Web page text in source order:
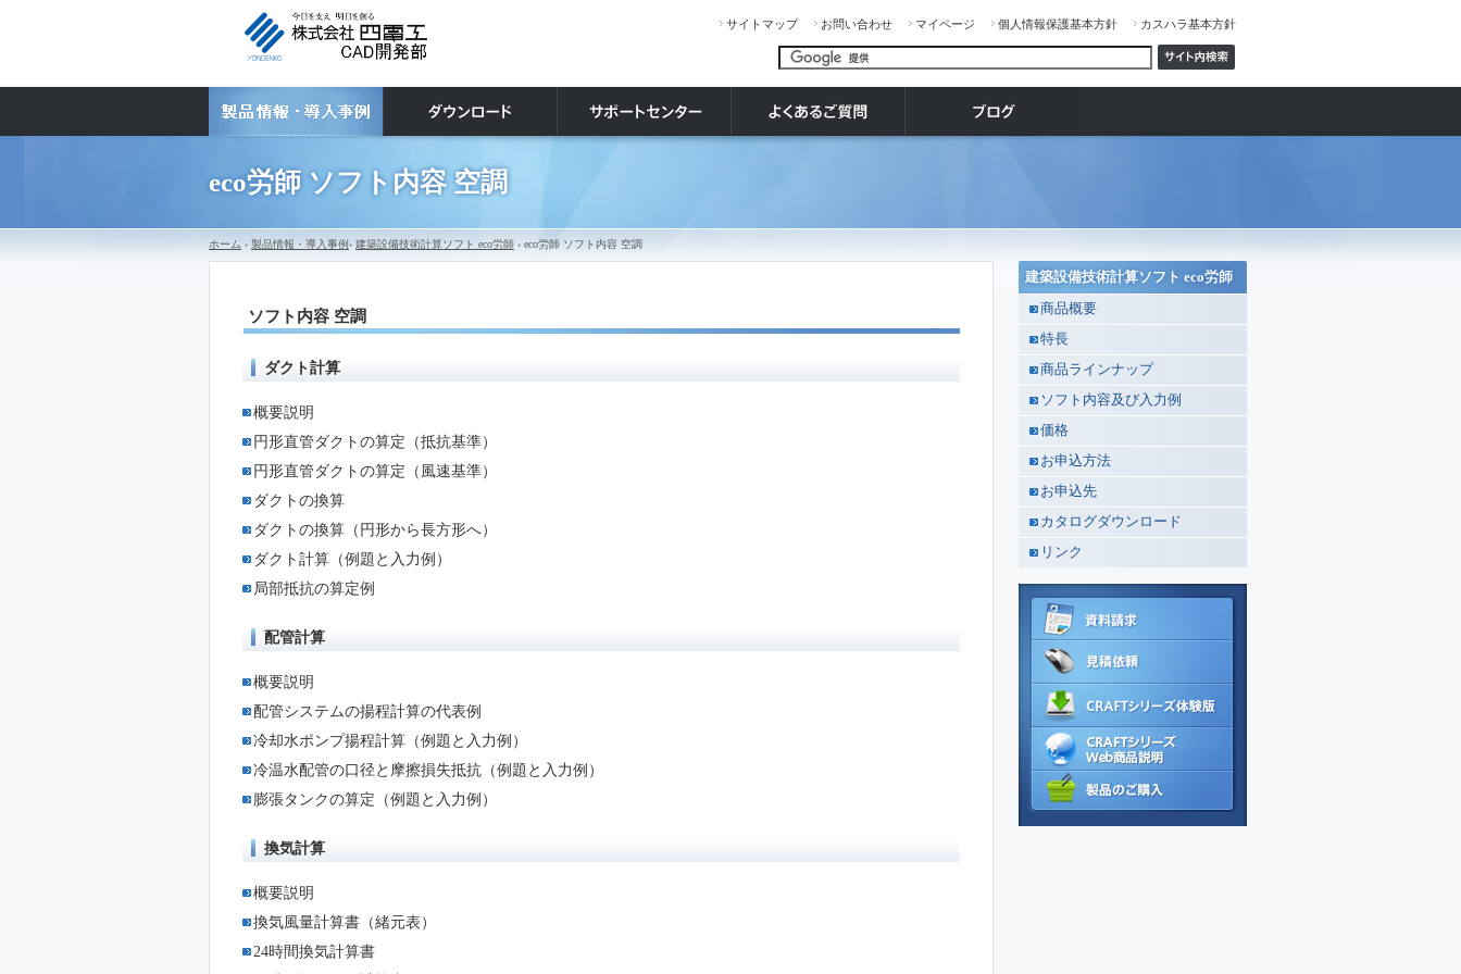
サイトマップ お問い合わせ マイページ 個人情報保護基本方針 カスハラ基本方針
eco労師 ソフト内容 空調
ホーム › 製品情報・導入事例 › 建築設備技術計算ソフト eco労師 › eco労師 ソフト内容 空調
ソフト内容 空調
ダクト計算
概要説明
円形直管ダクトの算定（抵抗基準）
円形直管ダクトの算定（風速基準）
ダクトの換算
ダクトの換算（円形から長方形へ）
ダクト計算（例題と入力例）
局部抵抗の算定例
配管計算
概要説明
配管システムの揚程計算の代表例
冷却水ポンプ揚程計算（例題と入力例）
冷温水配管の口径と摩擦損失抵抗（例題と入力例）
膨張タンクの算定（例題と入力例）
換気計算
概要説明
換気風量計算書（緒元表）
24時間換気計算書
建築設備技術計算ソフト eco労師
商品概要
特長
商品ラインナップ
ソフト内容及び入力例
価格
お申込方法
お申込先
カタログダウンロード
リンク